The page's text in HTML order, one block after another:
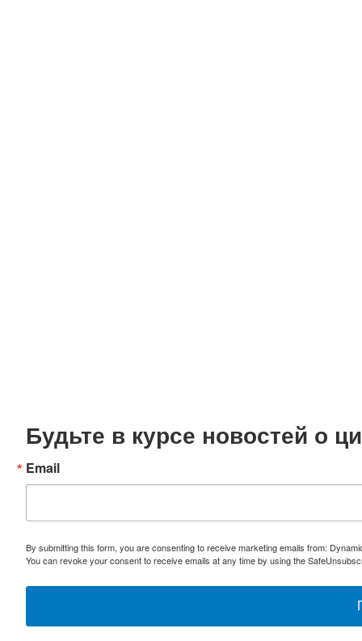
Будьте в курсе новостей о
Email
By submitting this form, you are consenting to receive marketing emails from:
You can revoke your consent to receive emails at any time by using the